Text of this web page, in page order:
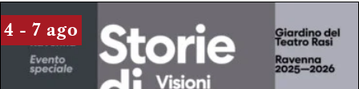
4 - 7 ago